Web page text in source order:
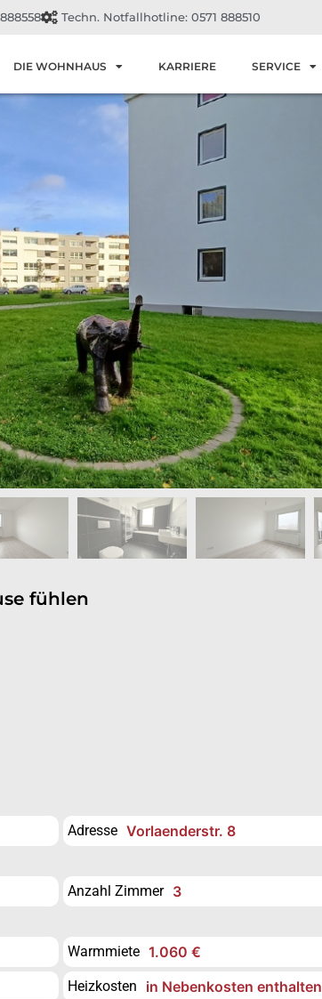
Techn. Notfallhotline: 0571 888510
DIE WOHNHAUS KARRIERE SERVICE
fühlen
Adresse Vorlaenderstr. 8
Anzahl Zimmer 3
Warmmiete 1.060 €
Heizkosten in Nebenkosten enthalten